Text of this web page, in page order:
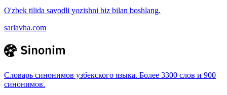
O'zbek tilida savodli yozishni biz bilan boshlang.
sarlavha.com
Словарь синонимов узбекского языка. Более 3300 слов и 900
синонимов.